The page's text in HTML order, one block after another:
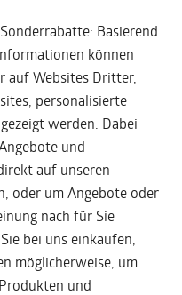
Basierend
können
auf Websites Dritter,
personalisierte
werden. Dabei
und
auf unseren
oder um Angebote oder
nach für Sie
bei uns einkaufen,
möglicherweise, um
und